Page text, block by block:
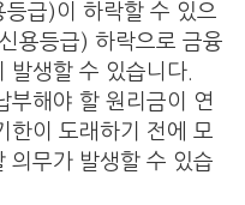
급)이 하락할 수 있으
용등급) 하락으로 금융
발생할 수 있습니다.
부해야 할 원리금이 연
한이 도래하기 전에 모
의무가 발생할 수 있습